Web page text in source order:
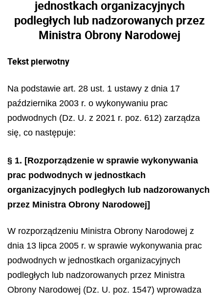
jednostkach organizacyjnych
podległych lub nadzorowanych przez
Ministra Obrony Narodowej
Tekst pierwotny
Na podstawie art. 28 ust. 1 ustawy z dnia 17
października 2003 r. o wykonywaniu prac
podwodnych (Dz. U. z 2021 r. poz. 612) zarządza
się, co następuje:
§ 1. [Rozporządzenie w sprawie wykonywania
prac podwodnych w jednostkach
organizacyjnych podległych lub nadzorowanych
przez Ministra Obrony Narodowej]
W rozporządzeniu Ministra Obrony Narodowej z
dnia 13 lipca 2005 r. w sprawie wykonywania prac
podwodnych w jednostkach organizacyjnych
podległych lub nadzorowanych przez Ministra
Obrony Narodowej (Dz. U. poz. 1547) wprowadza